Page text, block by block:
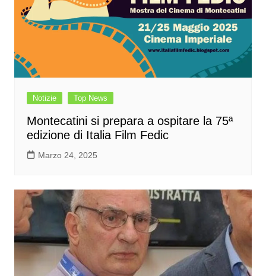
Notizie Top News
Montecatini si prepara a ospitare la 75ª
edizione di Italia Film Fedic
Marzo 24, 2025